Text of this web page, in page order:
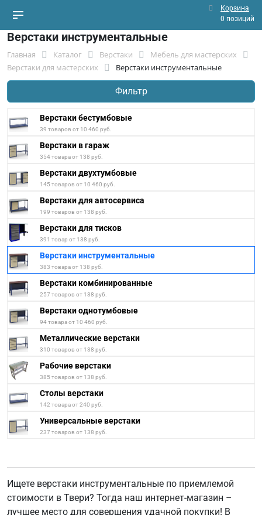
Корзина
0 позиций
Верстаки инструментальные
Главная Каталог Верстаки
Мебель для мастерских
Верстаки для мастерских
Верстаки инструментальные
Фильтр
Верстаки бестумбовые
39 товаров от 10 460 руб.
Верстаки в гараж
354 товара от 138 руб.
Верстаки двухтумбовые
145 товаров от 10 460 руб.
Верстаки для автосервиса
199 товаров от 138 руб.
Верстаки для тисков
391 товар от 138 руб.
Верстаки инструментальные
383 товара от 138 руб.
Верстаки комбинированные
257 товаров от 138 руб.
Верстаки однотумбовые
94 товара от 10 460 руб.
Металлические верстаки
310 товаров от 138 руб.
Рабочие верстаки
385 товаров от 138 руб.
Столы верстаки
142 товара от 240 руб.
Универсальные верстаки
237 товаров от 138 руб.
Ищете верстаки инструментальные по приемлемой
стоимости в Твери? Тогда наш интернет-магазин –
лучшее место для совершения удачной покупки! В